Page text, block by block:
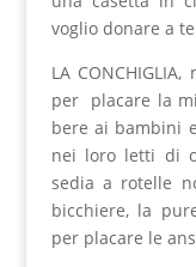
voglio donare a
LA
per placare la
bere ai bambini
nei loro letti di
sedia a rotelle
bicchiere, la
per placare le